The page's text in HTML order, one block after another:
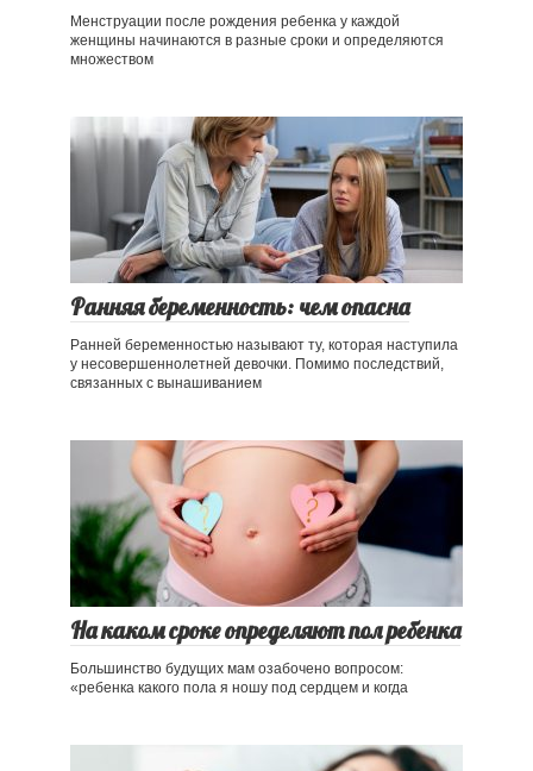
Менструации после рождения ребенка у каждой
женщины начинаются в разные сроки и определяются
множеством
Ранняя беременность: чем опасна
Ранней беременностью называют ту, которая наступила
у несовершеннолетней девочки. Помимо последствий,
связанных с вынашиванием
На каком сроке определяют пол ребенка
Большинство будущих мам озабочено вопросом:
«ребенка какого пола я ношу под сердцем и когда